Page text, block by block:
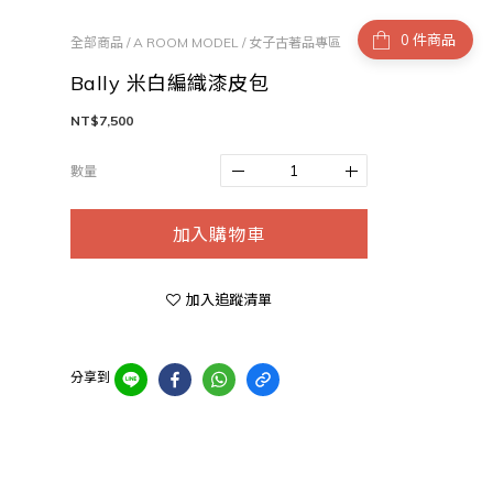
件商品
全部商品 /A ROOM MODEL / 女子古著品專區
Bally 米白編織漆皮包
NT$7,500
數量
加入購物車
加入追蹤清單
分享到